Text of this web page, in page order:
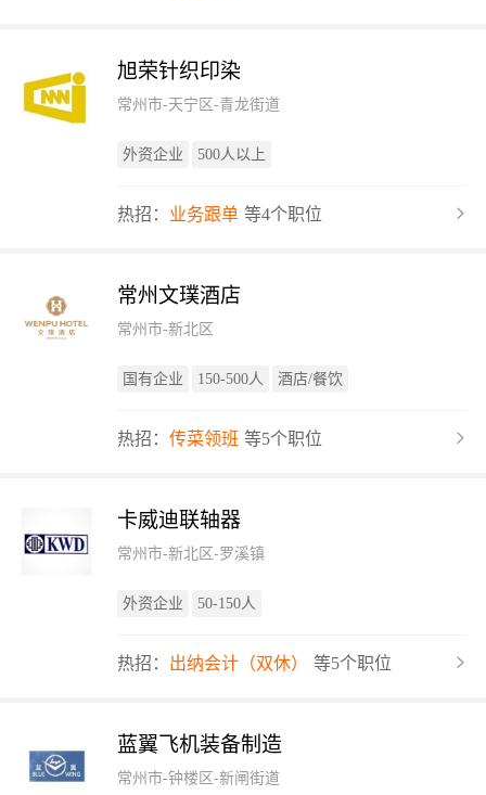
旭荣针织印染
常州市-天宁区-青龙街道
外资企业 500人以上
热招： 业务跟单 等4个职位
常州文璞酒店
常州市-新北区
国有企业 150-500人 酒店/餐饮
热招： 传菜领班 等5个职位
卡威迪联轴器
常州市-新北区-罗溪镇
外资企业 50-150人
热招： 出纳会计（双休） 等5个职位
蓝翼飞机装备制造
常州市-钟楼区-新闸街道